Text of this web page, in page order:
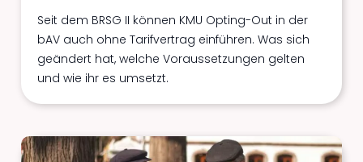
Seit dem BRSG II können KMU Opting-Out in der
bAV auch ohne Tarifvertrag einführen. Was sich
geändert hat, welche Voraussetzungen gelten
und wie ihr es umsetzt.